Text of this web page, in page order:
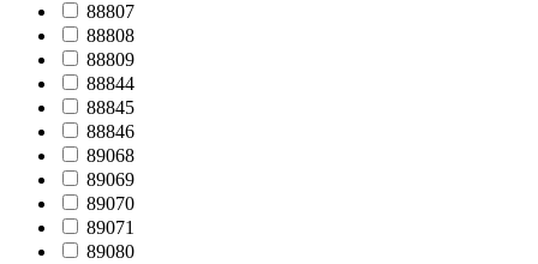
88807
88808
88809
88844
88845
88846
89068
89069
89070
89071
89080